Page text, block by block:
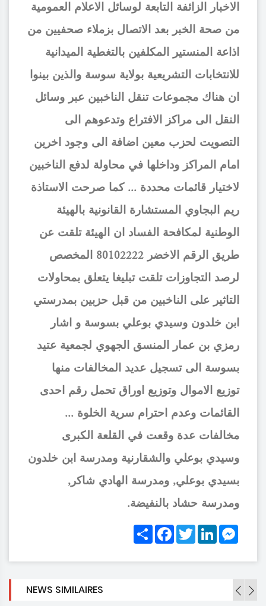
الاخبار الزائفة التابعة لوسائل الاعلام العمومية
من صحة الخبر بعد الاتصال بزملاء صحفيين من
اذاعة المنستير المكلفين بالتغطية الميدانية
للانتخابات التشريعية بولاية سوسة والذين بينوا
ان هناك مجموعات تنقل الناخبين عبر وسائل
النقل الى مراكز الافتراع وتدعوهم الى
التصويت لحزب معين اضافة الى وجود اخرين
امام المراكز وداخلها في محاولة لدفع الناخبين
لاختيار قائمات محددة ... كما صرحت الاستاذة
ريم البجاوي المستشارة القانونية بالهيئة
الوطنية لمكافحة الفساد ان الهيئة تلقت عن
طريق الرقم الاخضر 80102222 المخصص
لرصد التجاوزات تلقت تبليغا يتعلق بمحاولات
التاثير على الناخبين من قبل حزبين بمدرستي
ابن خلدون وسيدي بوعلي بسوسة و اشار
رمزي بن عمار المنسق الجهوي لجمعية عتيد
بسوسة الى تسجيل عديد المخالفات منها
توزيع الاموال وتوزيع اوراق تحمل رقم احدى
القائمات وعدم احترام سرية الخلوة ...
مخالفات عدة وقعت في القلعة الكبرى
وسيدي بوعلي والشقارنية ومدرسة ابن خلدون
بسيدي بوعلي, ومدرسة الهادي شاكر,
ومدرسة حشاد بالنفيضة.
ShareFacebookTwitterLinkedIn
NEWS SIMILAIRES